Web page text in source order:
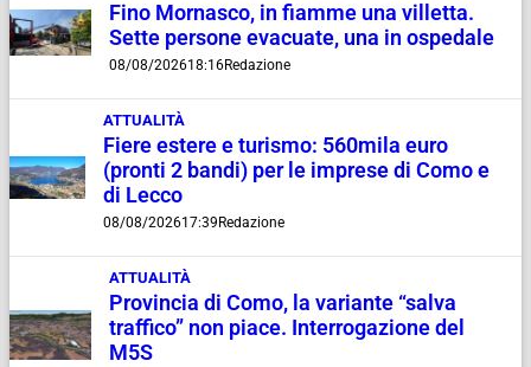
Fino Mornasco, in fiamme una villetta.
Sette persone evacuate, una in ospedale
08/08/202618:16Redazione
ATTUALITÀ
Fiere estere e turismo: 560mila euro
(pronti 2 bandi) per le imprese di Como e
di Lecco
08/08/202617:39 Redazione
ATTUALITÀ
Provincia di Como, la variante “salva
traffico” non piace. Interrogazione del
M5S